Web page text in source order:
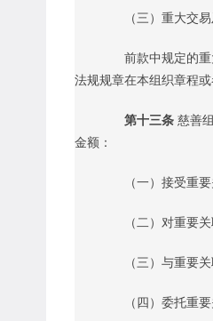
（三）重大交易
前款中规定的重
法规规章在本组织章程
第十三条 慈善
金额：
（一）接受重要
（二）对重要关
（三）与重要关
（四）委托重要